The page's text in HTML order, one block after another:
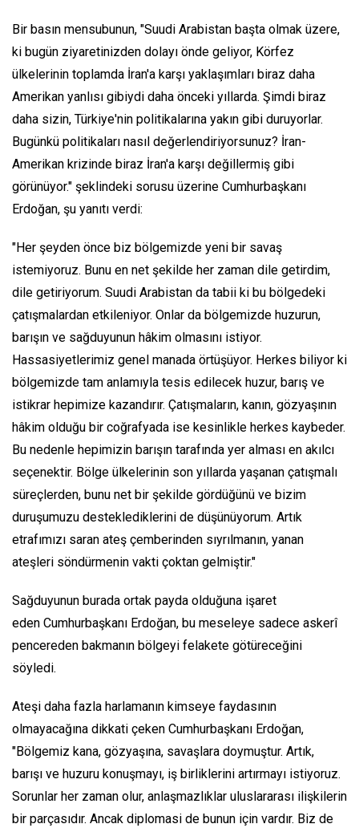
Bir basın mensubunun, "Suudi Arabistan başta olmak üzere,
ki bugün ziyaretinizden dolayı önde geliyor, Körfez
ülkelerinin toplamda İran'a karşı yaklaşımları biraz daha
Amerikan yanlısı gibiydi daha önceki yıllarda. Şimdi biraz
daha sizin, Türkiye'nin politikalarına yakın gibi duruyorlar.
Bugünkü politikaları nasıl değerlendiriyorsunuz? İran-
Amerikan krizinde biraz İran'a karşı değillermiş gibi
görünüyor." şeklindeki sorusu üzerine Cumhurbaşkanı
Erdoğan, şu yanıtı verdi:
"Her şeyden önce biz bölgemizde yeni bir savaş
istemiyoruz. Bunu en net şekilde her zaman dile getirdim,
dile getiriyorum. Suudi Arabistan da tabii ki bu bölgedeki
çatışmalardan etkileniyor. Onlar da bölgemizde huzurun,
barışın ve sağduyunun hâkim olmasını istiyor.
Hassasiyetlerimiz genel manada örtüşüyor. Herkes biliyor ki
bölgemizde tam anlamıyla tesis edilecek huzur, barış ve
istikrar hepimize kazandırır. Çatışmaların, kanın, gözyaşının
hâkim olduğu bir coğrafyada ise kesinlikle herkes kaybeder.
Bu nedenle hepimizin barışın tarafında yer alması en akılcı
seçenektir. Bölge ülkelerinin son yıllarda yaşanan çatışmalı
süreçlerden, bunu net bir şekilde gördüğünü ve bizim
duruşumuzu desteklediklerini de düşünüyorum. Artık
etrafımızı saran ateş çemberinden sıyrılmanın, yanan
ateşleri söndürmenin vakti çoktan gelmiştir."
Sağduyunun burada ortak payda olduğuna işaret
eden Cumhurbaşkanı Erdoğan, bu meseleye sadece askerî
pencereden bakmanın bölgeyi felakete götüreceğini
söyledi.
Ateşi daha fazla harlamanın kimseye faydasının
olmayacağına dikkati çeken Cumhurbaşkanı Erdoğan,
"Bölgemiz kana, gözyaşına, savaşlara doymuştur. Artık,
barışı ve huzuru konuşmayı, iş birliklerini artırmayı istiyoruz.
Sorunlar her zaman olur, anlaşmazlıklar uluslararası ilişkilerin
bir parçasıdır. Ancak diplomasi de bunun için vardır. Biz de